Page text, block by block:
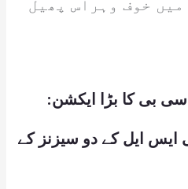
میں خوف وہراس پھیل
بی کا بڑا ایکشن:
ایس ایل کے دو سیزنز کے